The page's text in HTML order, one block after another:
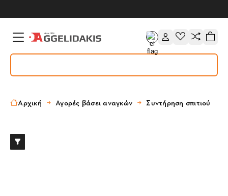
Αρχική Αγορές βάσει αναγκών Συντήρηση σπιτιού